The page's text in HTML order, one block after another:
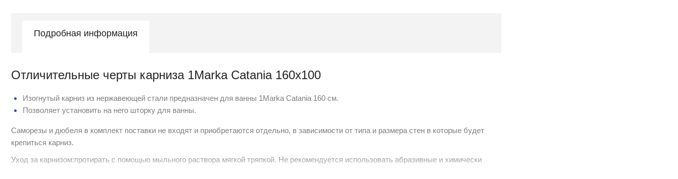
Подробная информация
Отличительные черты карниза 1Marka Catania 160x100
Изогнутый карниз из нержавеющей стали предназначен для ванны 1Marka Catania 160 см.
Позволяет установить на него шторку для ванны.
Саморезы и дюбеля в комплект поставки не входят и приобретаются отдельно, в зависимости от типа и размера стен в которые будет
крепиться карниз.
Уход за карнизом:протирать с помощью мыльного раствора мягкой тряпкой. Не рекомендуется использовать абразивные и химически